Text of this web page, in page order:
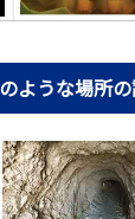
ような場所